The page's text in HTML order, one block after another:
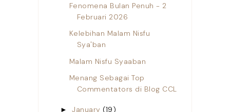
Fenomena Bulan Penuh - 2
Februari 2026
Kelebihan Malam Nisfu
Sya'ban
Malam Nisfu Syaaban
Menang Sebagai Top
Commentators di Blog CCL
►January (19)